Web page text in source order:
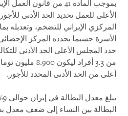
بموجب المادة 41 من قانون
الأعلى للعمل تحديد الحد الأدنى
المركزي الإيراني للتضخم،
حدد المجلس الأعلى الحد الأدنى
أعلى من الحد الأدنى المحدد للأجور.
البطالة بين النساء إلى ضعف معدل